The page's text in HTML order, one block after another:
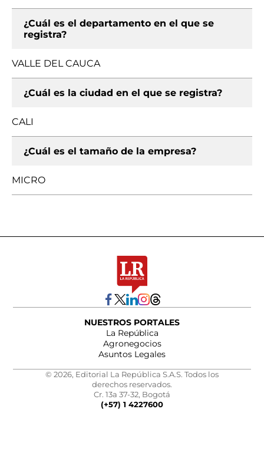
¿Cuál es el departamento en el que se
registra?
VALLE DEL CAUCA
¿Cuál es la ciudad en el que se registra?
CALI
¿Cuál es el tamaño de la empresa?
MICRO
NUESTROS PORTALES
La República
Agronegocios
Asuntos Legales
© 2026, Editorial La República S.A.S. Todos los
derechos reservados.
Cr. 13a 37-32, Bogotá
(+57) 1 4227600